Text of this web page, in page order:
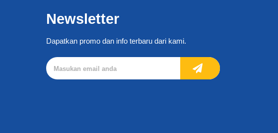
Newsletter
Dapatkan promo dan info terbaru dari kami.